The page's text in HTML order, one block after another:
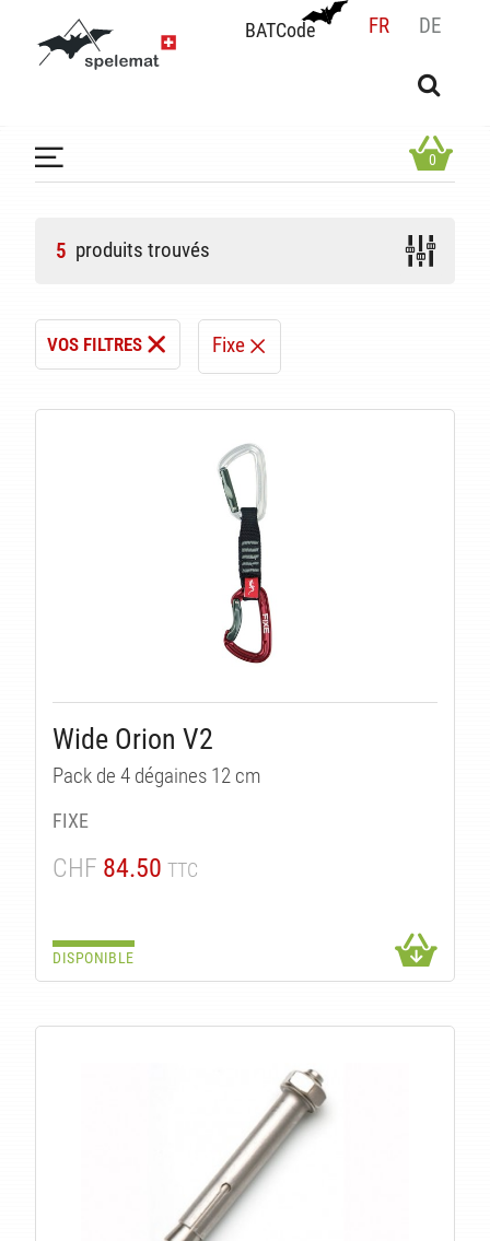
BATCode FR DE
BATCode
OK
0
5 produits trouvés
VOS FILTRES Fixe
Wide Orion V2
Pack de 4 dégaines 12 cm
FIXE
CHF 84.50 TTC
DISPONIBLE